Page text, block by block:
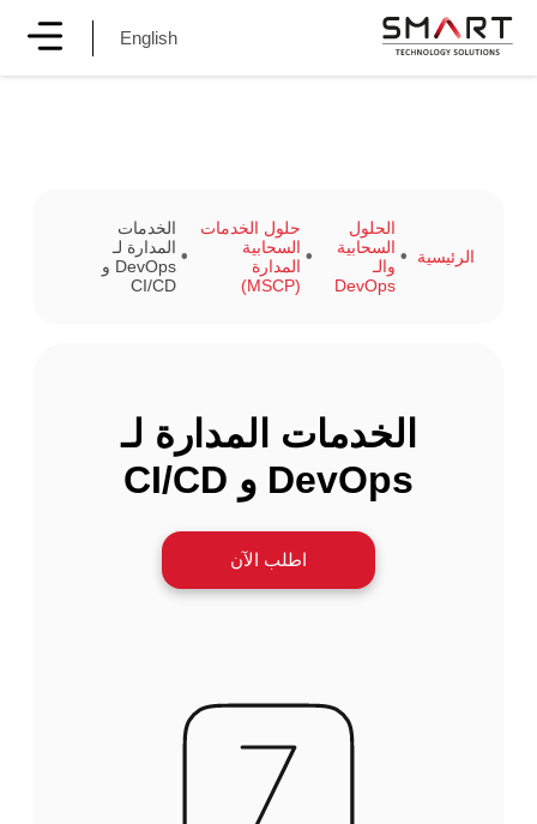
English
الرئيسية
الحلول
السحابية
والـ
DevOps
حلول الخدمات
السحابية
المدارة
(MSCP)
الخدمات
المدارة لـ
DevOps و
CI/CD
الخدمات المدارة لـ
DevOps و CI/CD
اطلب الآن